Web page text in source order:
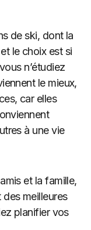
de ski, dont la
le choix est si
n’étudiez
le mieux,
car elles
à une vie
et la famille,
meilleures
planifier vos